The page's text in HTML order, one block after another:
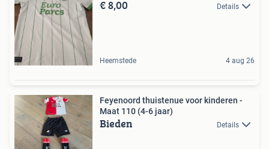
€ 8,00 Details
Heemstede 4 aug 26
Feyenoord thuistenue voor kinderen -
Maat 110 (4-6 jaar)
Bieden Details